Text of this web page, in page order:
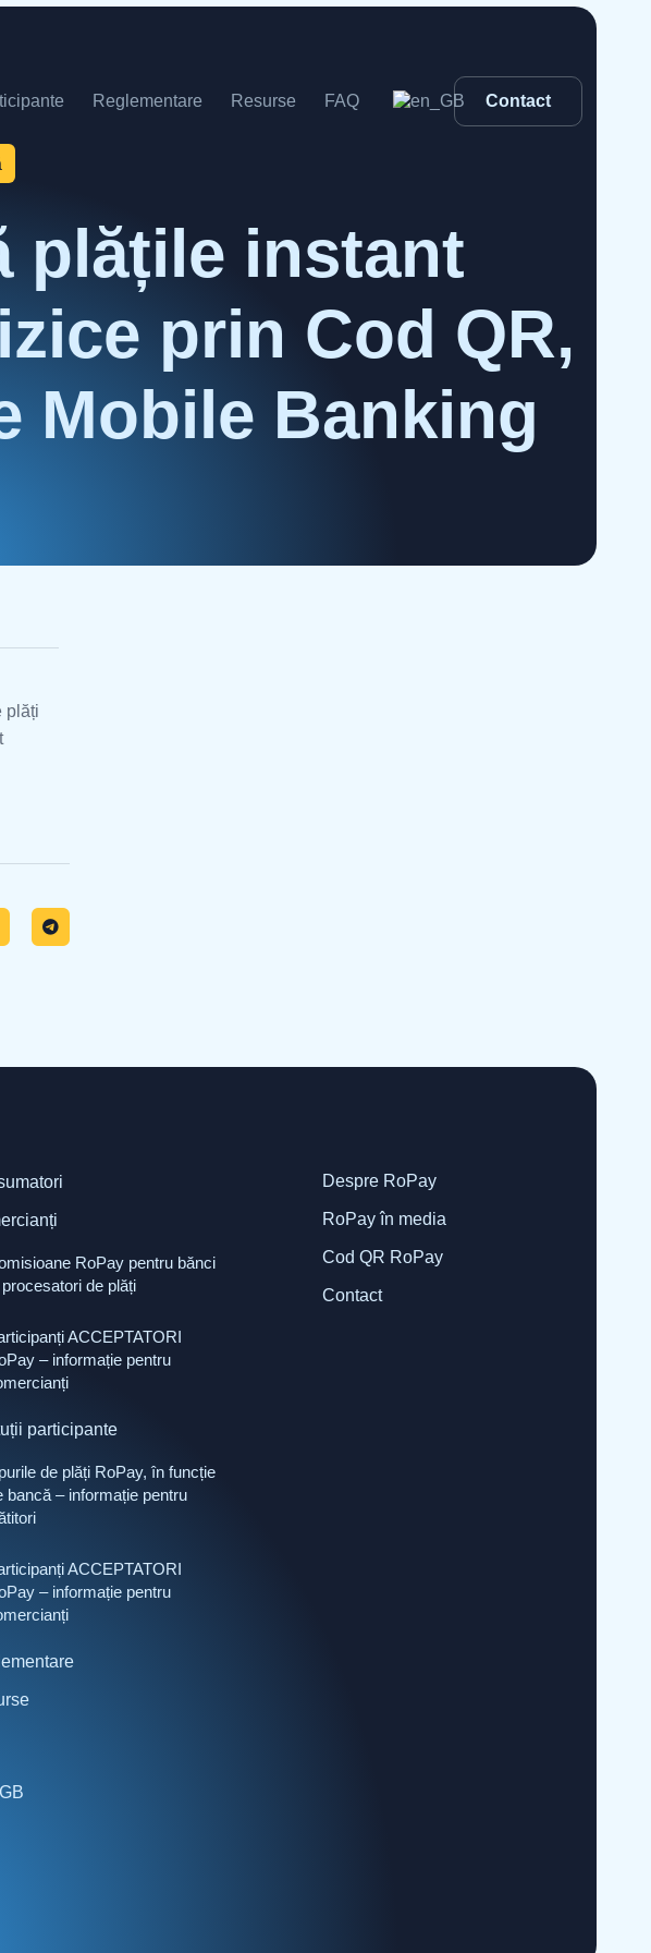
Reglementare Resurse FAQ Contact
plățile instant
prin Cod QR,
Mobile Banking
plăți
RoPay pentru bănci
de plăți
ACCEPTATORI
– informație pentru
participante
de plăți RoPay, în funcție
bancă – informație pentru
ACCEPTATORI
– informație pentru
Despre RoPay
RoPay în media
Cod QR RoPay
Contact